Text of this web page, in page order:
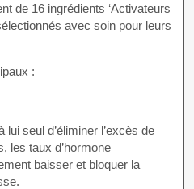
de 16 ingrédients ‘Activateurs
avec soin pour leurs
:
seul d’éliminer l’excès de
les taux d’hormone
baisser et bloquer la